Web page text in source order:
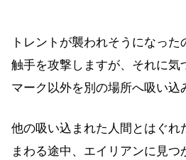
トレントが襲われそうになっ
触手を攻撃しますが、それに気
マーク以外を別の場所へ吸い込
他の吸い込まれた人間とはぐれ
まわる途中、エイリアンに見つ